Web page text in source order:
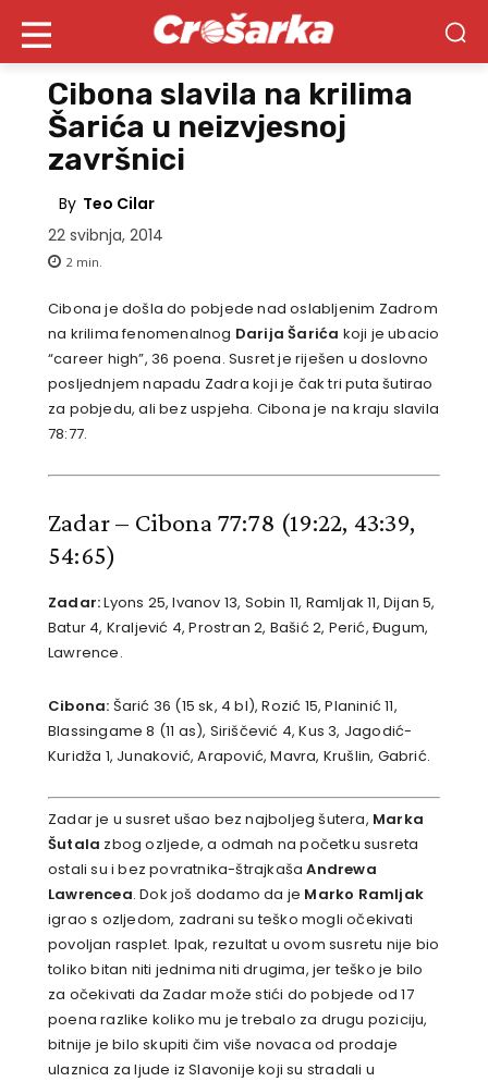
Cibona slavila na krilima
Šarića u neizvjesnoj
završnici
By Teo Cilar
22 svibnja, 2014
2 min.
Cibona je došla do pobjede nad oslabljenim Zadrom
na krilima fenomenalnog Darija Šarića koji je ubacio
“career high”, 36 poena. Susret je riješen u doslovno
posljednjem napadu Zadra koji je čak tri puta šutirao
za pobjedu, ali bez uspjeha. Cibona je na kraju slavila
78:77.
Zadar – Cibona 77:78 (19:22, 43:39,
54:65)
Zadar:Lyons 25, Ivanov 13, Sobin 11, Ramljak 11, Dijan 5,
Batur 4, Kraljević 4, Prostran 2, Bašić 2, Perić, Đugum,
Lawrence.
Cibona: Šarić 36 (15 sk, 4 bl), Rozić 15, Planinić 11,
Blassingame 8 (11 as), Siriščević 4, Kus 3, Jagodić-
Kuridža 1, Junaković, Arapović, Mavra, Krušlin, Gabrić.
Zadar je u susret ušao bez najboljeg šutera, Marka
Šutala zbog ozljede, a odmah na početku susreta
ostali su i bez povratnika-štrajkašaAndrewa
Lawrencea. Dok još dodamo da je Marko Ramljak
igrao s ozljedom, zadrani su teško mogli očekivati
povoljan rasplet. Ipak, rezultat u ovom susretu nije bio
toliko bitan niti jednima niti drugima, jer teško je bilo
za očekivati da Zadar može stići do pobjede od 17
poena razlike koliko mu je trebalo za drugu poziciju,
bitnije je bilo skupiti čim više novaca od prodaje
ulaznica za ljude iz Slavonije koji su stradali u